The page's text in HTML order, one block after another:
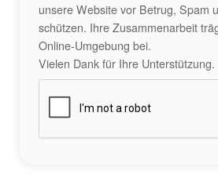
unsere Website vor Betrug, Spam
schützen. Ihre Zusammenarbeit
Online-Umgebung bei.
Vielen Dank für Ihre Unterstützung.